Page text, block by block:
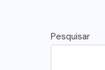
Pesquisar